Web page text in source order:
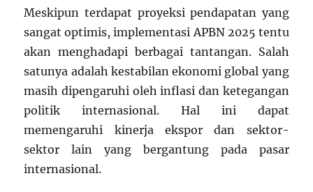
Meskipun terdapat proyeksi pendapatan yang
sangat optimis, implementasi APBN 2025 tentu
akan menghadapi berbagai tantangan. Salah
satunya adalah kestabilan ekonomi global yang
masih dipengaruhi oleh inflasi dan ketegangan
politik internasional. Hal ini dapat
memengaruhi kinerja ekspor dan sektor-
sektor lain yang bergantung pada pasar
internasional.